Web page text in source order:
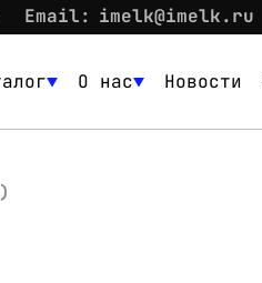
Email: imelk@imelk.ru
О нас Новости